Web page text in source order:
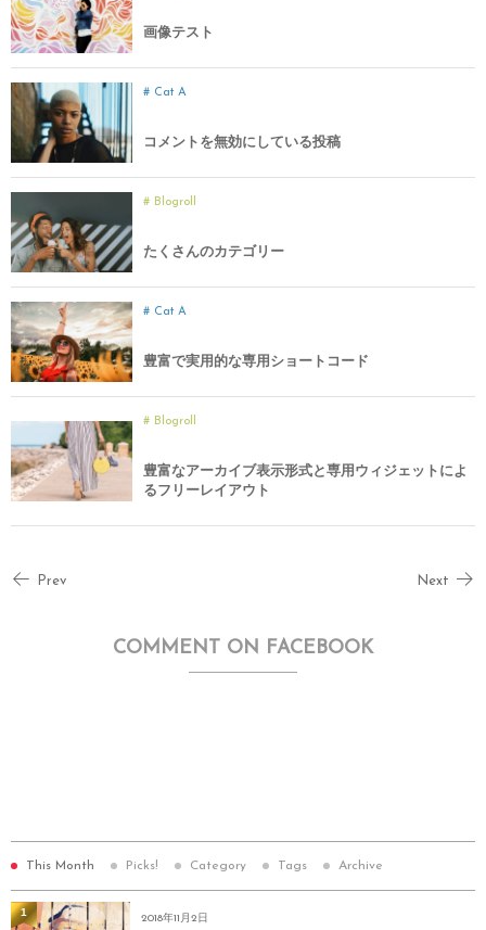
画像テスト
Cat A
コメントを無効にしている投稿
Blogroll
たくさんのカテゴリー
Cat A
豊富で実用的な専用ショートコード
Blogroll
豊富なアーカイブ表示形式と専用ウィジェットによ
るフリーレイアウト
Prev Next
COMMENT ON FACEBOOK
This Month Picks! Category Tags Archive
2018年11月2日
1